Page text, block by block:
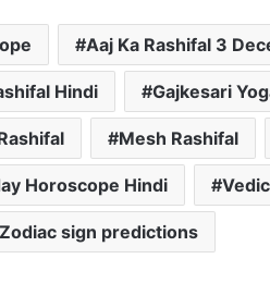
Aaj Ka Rashifal 3
Hindi Gajkesari
Mesh Rashifal
Horoscope Hindi
Zodiac sign predictions